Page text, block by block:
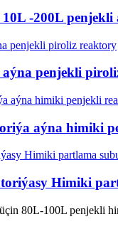
-200L penjekli
penjekli
aýna himiki
Himiki